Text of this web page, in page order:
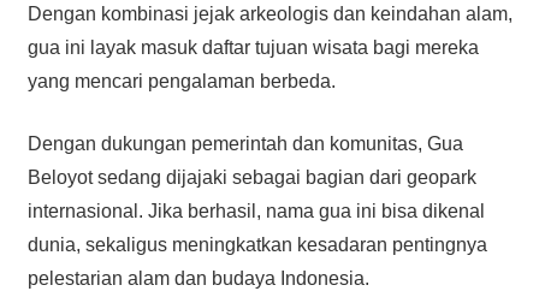
Dengan kombinasi jejak arkeologis dan keindahan alam,
gua ini layak masuk daftar tujuan wisata bagi mereka
yang mencari pengalaman berbeda.
Dengan dukungan pemerintah dan komunitas, Gua
Beloyot sedang dijajaki sebagai bagian dari geopark
internasional. Jika berhasil, nama gua ini bisa dikenal
dunia, sekaligus meningkatkan kesadaran pentingnya
pelestarian alam dan budaya Indonesia.